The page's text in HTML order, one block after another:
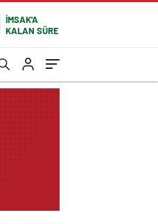
İMSAK'A
KALAN SÜRE